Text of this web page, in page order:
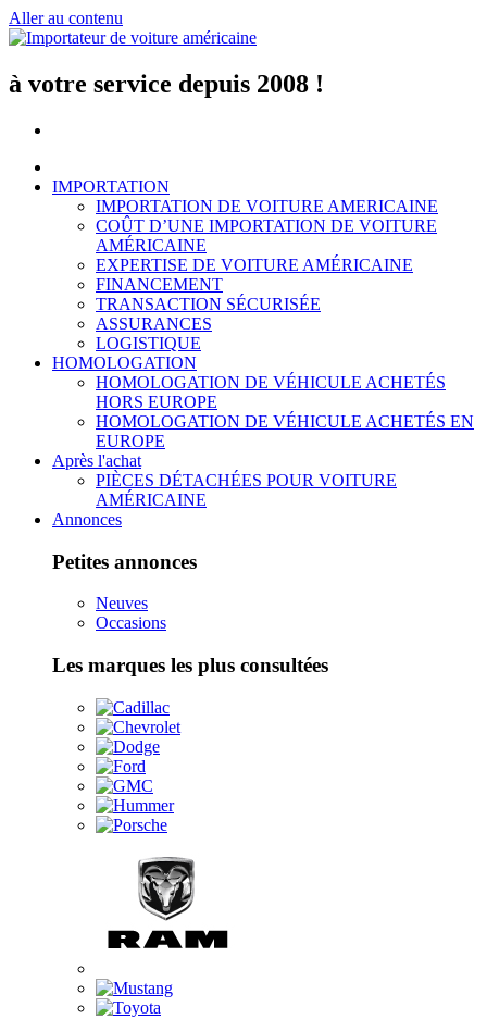
Aller au contenu
à votre service depuis 2008 !
IMPORTATION
IMPORTATION DE VOITURE AMERICAINE
COÛT D’UNE IMPORTATION DE VOITURE
AMÉRICAINE
EXPERTISE DE VOITURE AMÉRICAINE
FINANCEMENT
TRANSACTION SÉCURISÉE
ASSURANCES
LOGISTIQUE
HOMOLOGATION
HOMOLOGATION DE VÉHICULE ACHETÉS
HORS EUROPE
HOMOLOGATION DE VÉHICULE ACHETÉS EN
EUROPE
Après l'achat
PIÈCES DÉTACHÉES POUR VOITURE
AMÉRICAINE
Annonces
Petites annonces
Neuves
Occasions
Les marques les plus consultées